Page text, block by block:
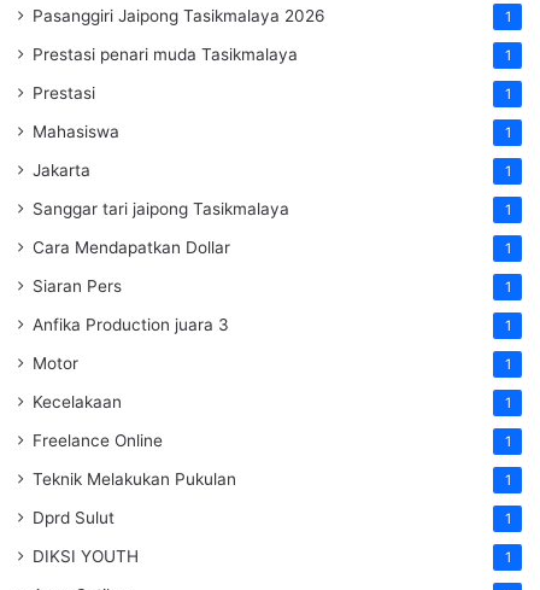
Pasanggiri Jaipong Tasikmalaya 2026 1
Prestasi penari muda Tasikmalaya 1
Prestasi 1
Mahasiswa 1
Jakarta 1
Sanggar tari jaipong Tasikmalaya 1
Cara Mendapatkan Dollar 1
Siaran Pers 1
Anfika Production juara 3 1
Motor 1
Kecelakaan 1
Freelance Online 1
Teknik Melakukan Pukulan 1
Dprd Sulut 1
DIKSI YOUTH 1